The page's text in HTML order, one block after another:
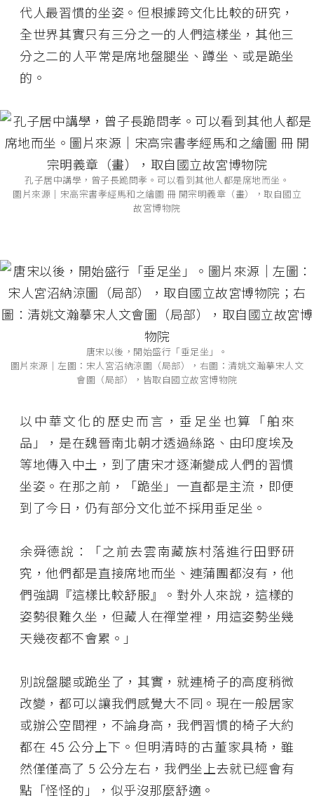
代人最習慣的坐姿。但根據跨文化比較的研究，
全世界其實只有三分之一的人們這樣坐，其他三
分之二的人平常是席地盤腿坐、蹲坐、或是跪坐
的。
孔子居中講學，曾子長跪問孝。可以看到其他人都是席地而坐。
圖片來源│宋高宗書孝經馬和之繪圖 冊 開宗明義章（畫），取自國立
故宮博物院
唐宋以後，開始盛行「垂足坐」。
圖片來源│左圖：宋人宮沼納涼圖（局部），右圖：清姚文瀚摹宋人文
會圖（局部），皆取自國立故宮博物院
以中華文化的歷史而言，垂足坐也算「舶來
品」，是在魏晉南北朝才透過絲路、由印度埃及
等地傳入中土，到了唐宋才逐漸變成人們的習慣
坐姿。在那之前，「跪坐」一直都是主流，即便
到了今日，仍有部分文化並不採用垂足坐。
余舜德說：「之前去雲南藏族村落進行田野研
究，他們都是直接席地而坐、連蒲團都沒有，他
們強調『這樣比較舒服』。對外人來說，這樣的
姿勢很難久坐，但藏人在禪堂裡，用這姿勢坐幾
天幾夜都不會累。」
別說盤腿或跪坐了，其實，就連椅子的高度稍微
改變，都可以讓我們感覺大不同。現在一般居家
或辦公空間裡，不論身高，我們習慣的椅子大約
都在 45 公分上下。但明清時的古董家具椅，雖
然僅僅高了 5 公分左右，我們坐上去就已經會有
點「怪怪的」，似乎沒那麼舒適。